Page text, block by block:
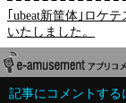
｢ubeat新筐体｣ロケ
いたしました。
記事にコメントする